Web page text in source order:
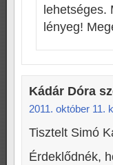
lehetséges.
lényeg!
Kádár Dóra
2011. október 11.
Tisztelt Simó
Érdeklődnék,